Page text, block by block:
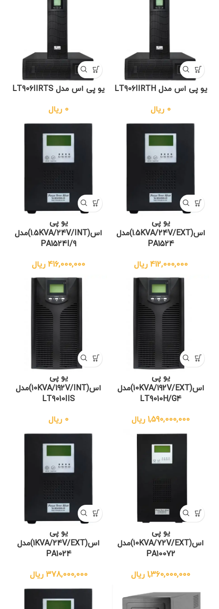
یو پی اس مدل LT906IIRTH
0 ریال
یو پی اس مدل LT906IIRTS
0 ریال
یو پی
اس(1.5KVA/24V/EXT)مدل
PA1524
412,000,000ریال
یو پی
اس(1.5KVA/24V/INT)مدل
PA1524I/9
416,000,000ریال
یو پی
اس(10KVA/192V/EXT)مدل
LT9010H/G4
1,590,000,000ریال
یو پی
اس(10KVA/192V/INT)مدل
LT9010IIS
0 ریال
یو پی
اس(10KVA/72V/EXT)مدل
PA10072
1,360,000,000ریال
یو پی
اس(1KVA/24V/EXT)مدل
PA1024
378,000,000ریال